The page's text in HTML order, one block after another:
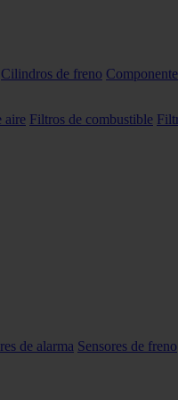
Cilindros de freno
aire Filtros de combustible
de alarma Sensores de freno